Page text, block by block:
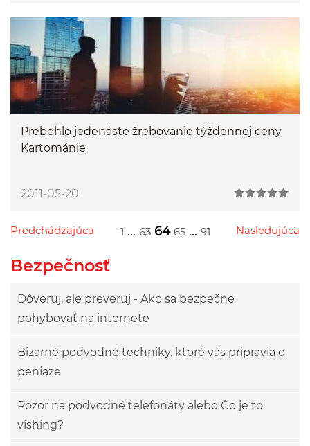
Prebehlo jedenáste žrebovanie týždennej ceny
Kartománie
2011-05-20
Predchádzajúca
Przejdź do poprzedniej strony 1 ... 63 64 65 ... 91 Nasledujúca
Przejdź do następnej strony
Bezpečnosť
Dôveruj, ale preveruj - Ako sa bezpečne
pohybovať na internete
Bizarné podvodné techniky, ktoré vás pripravia o
peniaze
Pozor na podvodné telefonáty alebo Čo je to
vishing?